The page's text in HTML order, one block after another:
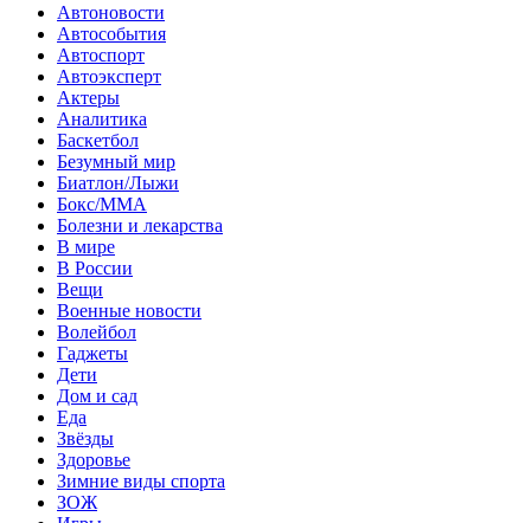
Автоновости
Автособытия
Автоспорт
Автоэксперт
Актеры
Аналитика
Баскетбол
Безумный мир
Биатлон/Лыжи
Бокс/MMA
Болезни и лекарства
В мире
В России
Вещи
Военные новости
Волейбол
Гаджеты
Дети
Дом и сад
Еда
Звёзды
Здоровье
Зимние виды спорта
ЗОЖ